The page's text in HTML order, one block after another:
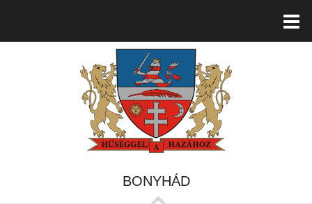
BONYHÁD